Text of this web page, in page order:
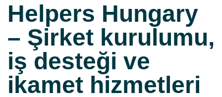
Helpers Hungary
– Şirket kurulumu,
iş desteği ve
ikamet hizmetleri